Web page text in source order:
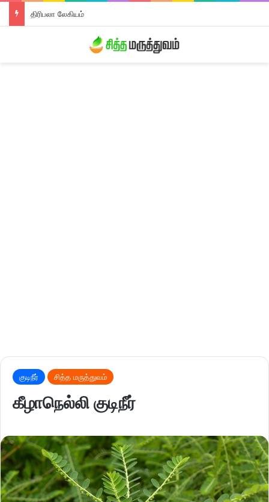
திரிபலா லேகியம்
குடிநீர் சித்த மருத்துவம்
கீழாநெல்லி குடிநீர்